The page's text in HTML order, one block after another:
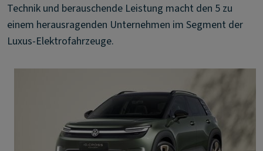
Technik und berauschende Leistung macht den 5 zu
einem herausragenden Unternehmen im Segment der
Luxus-Elektrofahrzeuge.